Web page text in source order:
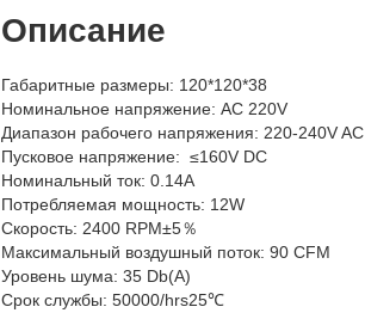
Описание
Габаритные размеры: 120*120*38
Номинальное напряжение: AC 220V
Диапазон рабочего напряжения: 220-240V AC
Пусковое напряжение: ≤160V DC
Номинальный ток: 0.14A
Потребляемая мощность: 12W
Скорость: 2400 RPM±5％
Максимальный воздушный поток: 90 CFM
Уровень шума: 35 Db(A)
Срок службы: 50000/hrs25℃